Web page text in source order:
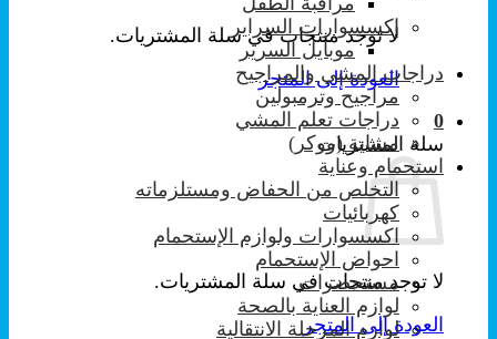
لا توجد منتجات في سلة المشتريات.
العودة إلى المتجر
0
سلة المشتريات
لا توجد منتجات في سلة المشتريات.
العودة إلى المتجر
إكسسوارات السراير
موبايل السرير
دراجات المشي والمراجيح
مراجيح وترمبولين
دراجات تعلم المشي
مشاية (ووكر)
استحمام وعناية
التخلص من الحفاض ومستلزماته
كهربائيات
اكسسوارات ولوازم الإستحمام
احواض الإستحمام
مستحضرات
لوازم العناية بالصحة
لوازم المرحلة الانتقالية